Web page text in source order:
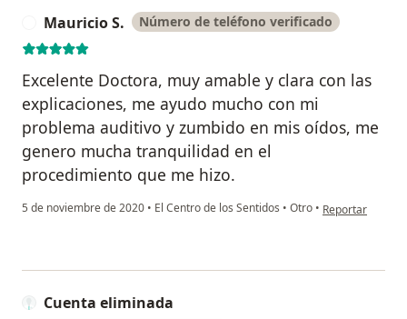
Mauricio S. Número de teléfono verificado
Excelente Doctora, muy amable y clara con las
explicaciones, me ayudo mucho con mi
problema auditivo y zumbido en mis oídos, me
genero mucha tranquilidad en el
procedimiento que me hizo.
5 de noviembre de 2020 • El Centro de los Sentidos • Otro • en opinión del
Reportar
Cuenta eliminada